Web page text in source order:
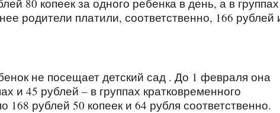
80 копеек за одного ребенка в день, а в группах
родители платили, соответственно, 166 рублей
не посещает детский сад . До 1 февраля она
и 45 рублей – в группах кратковременного
рублей 50 копеек и 64 рубля соответственно.